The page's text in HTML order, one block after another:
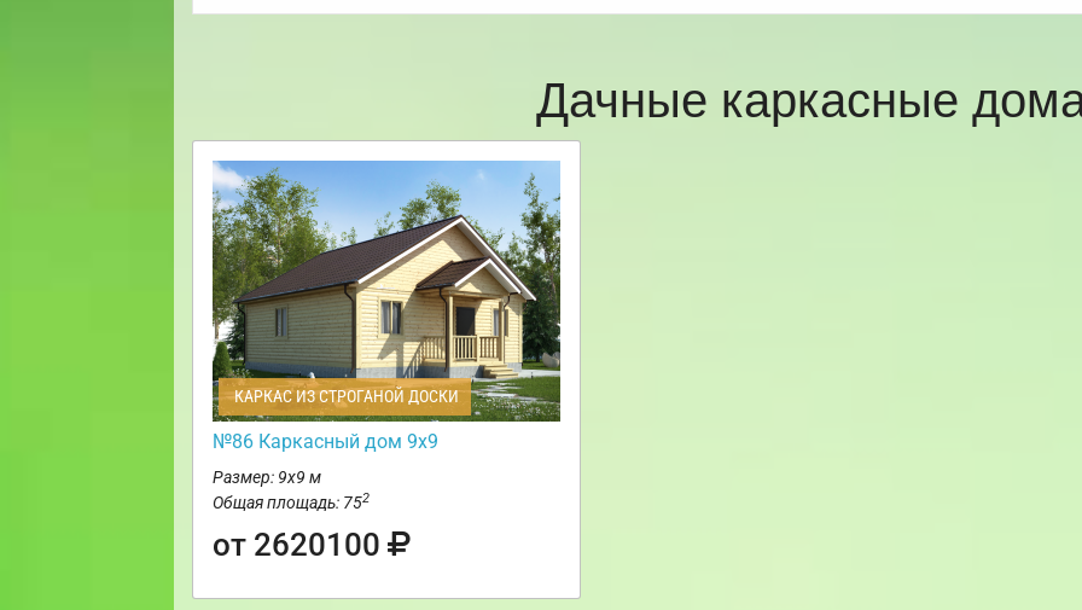
Дачные каркасные
КАРКАС ИЗ СТРОГАНОЙ ДОСКИ
№86 Каркасный дом 9х9
Размер: 9х9 м
Общая площадь: 752
от 2620100